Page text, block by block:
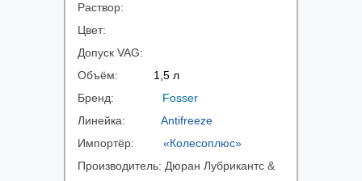
Раствор:
Цвет:
Допуск VAG:
Объём: 1,5 л
Бренд: Fosser
Линейка: Antifreeze
Импортёр: «Колесоплюс»
Производитель: Дюран Лубрикантс &